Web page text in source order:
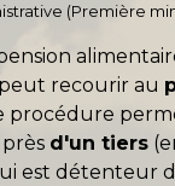
(Première
peut recourir au
procédure
d'un tiers
est détenteur